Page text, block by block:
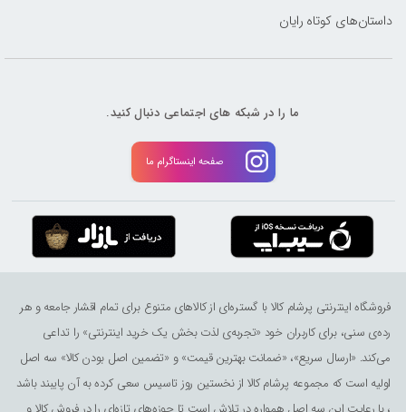
داستان‌های کوتاه رایان
ما را در شبکه های اجتماعی دنبال کنید.
صفحه اینستاگرام ما
فروشگاه اینترنتی پرشام کالا با گستره‌ای از کالاهای متنوع برای تمام اقشار جامعه و هر
رده‌ی سنی، برای کاربران خود «تجربه‌ی لذت ‌بخش یک خرید اینترنتی» را تداعی
می‌کند. «ارسال سریع»، «ضمانت بهترین قیمت» و «تضمین اصل بودن کالا» سه اصل
اولیه است که مجموعه پرشام کالا از نخستین روز تاسیس سعی کرده به آن پایبند باشد